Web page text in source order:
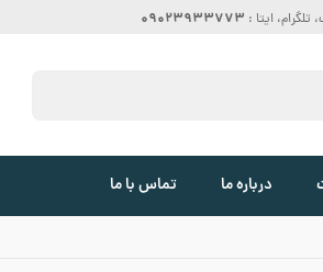
ایتا : 09023933773
درباره ما تماس با ما